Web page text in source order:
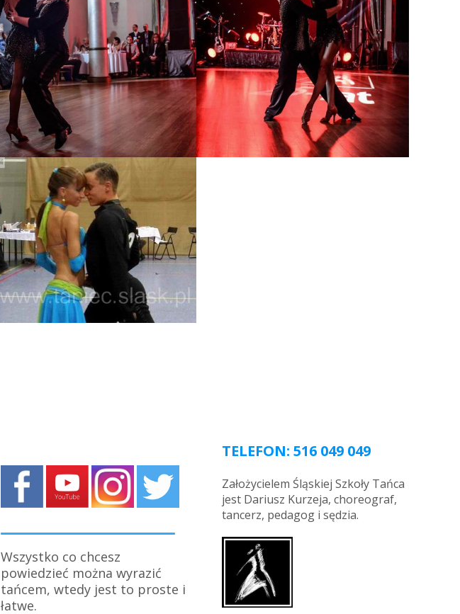
Kto zakosztuje tańca, nigdy go
nie zdradzi.
Maurice Bejart
TELEFON: 516 049 049
Założycielem Śląskiej Szkoły Tańca
jest Dariusz Kurzeja, choreograf,
tancerz, pedagog i sędzia.